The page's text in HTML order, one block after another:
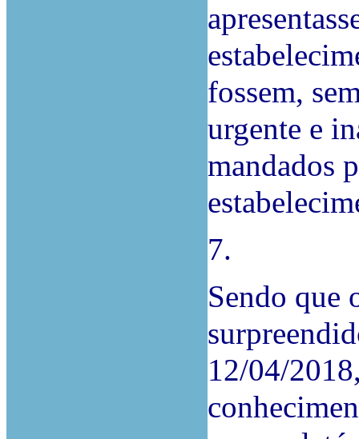
fossem,
urgente e
mandados
7.
Sendo que
12/04/